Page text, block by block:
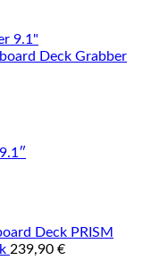
PRISM
239,90 €